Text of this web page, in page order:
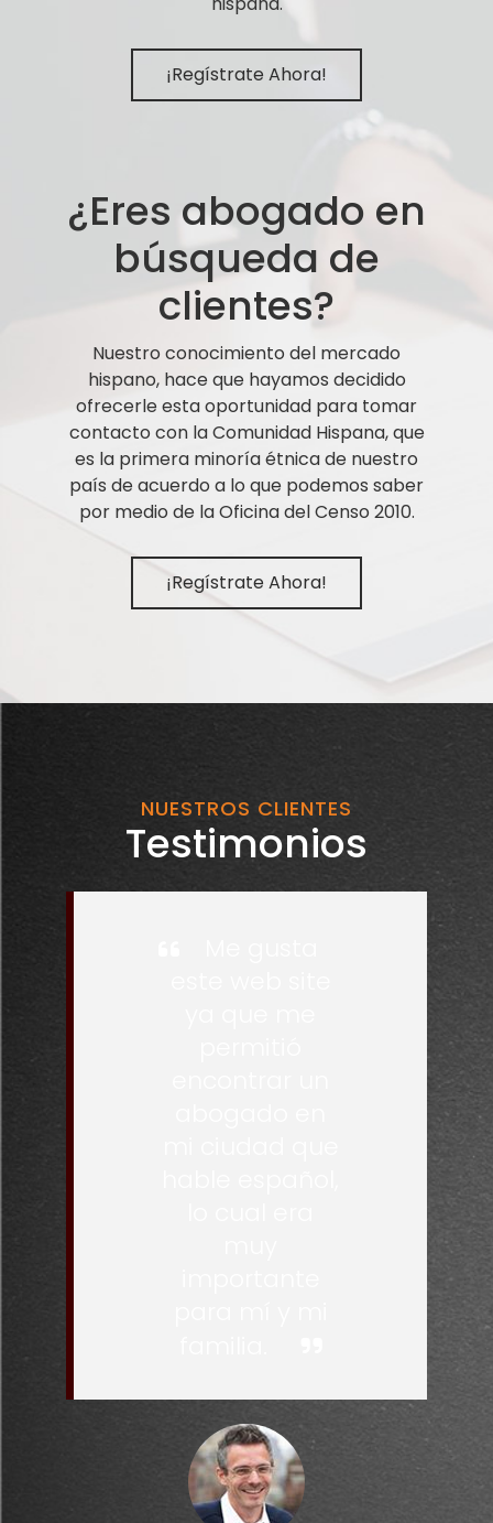
¡Regístrate Ahora!
¿Eres abogado en
búsqueda de
clientes?
Nuestro conocimiento del mercado
hispano, hace que hayamos decidido
ofrecerle esta oportunidad para tomar
contacto con la Comunidad Hispana, que
es la primera minoría étnica de nuestro
país de acuerdo a lo que podemos saber
por medio de la Oficina del Censo 2010.
¡Regístrate Ahora!
NUESTROS CLIENTES
Testimonios